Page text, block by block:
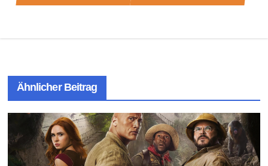
Ähnlicher Beitrag